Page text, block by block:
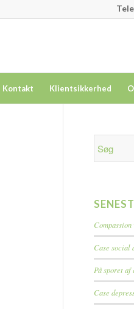
Kontakt Klientsikkerhed
Case social
På sporet af
Case